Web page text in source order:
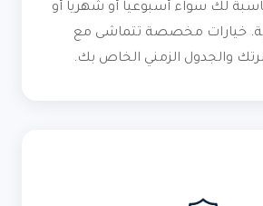
لك سواء أسبوعياً أو شهرياً أو
خيارات مخصصة تتماشى مع
والجدول الزمني الخاص بك.